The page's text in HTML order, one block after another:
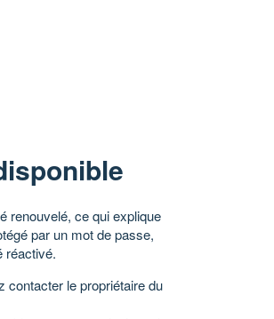
renouvelé, ce qui explique
par un mot de passe,
réactivé.
contacter le propriétaire du